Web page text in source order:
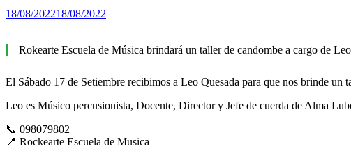
18/08/202218/08/2022
Rokearte Escuela de Música brindará un taller de candombe a cargo de
El Sábado 17 de Setiembre recibimos a Leo Quesada para que nos brinde
Leo es Músico percusionista, Docente, Director y Jefe de cuerda de Alma
📞 098079802
📍 Rockearte Escuela de Musica